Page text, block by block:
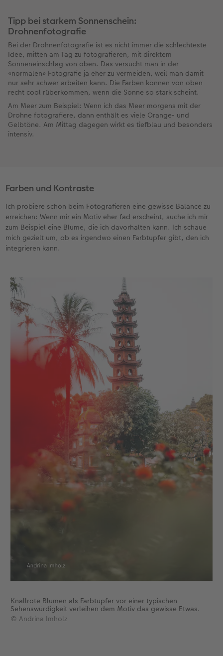
Tipp bei starkem Sonnenschein:
Drohnenfotografie
Bei der Drohnenfotografie ist es nicht immer die schlechteste
Idee, mitten am Tag zu fotografieren, mit direktem
Sonneneinschlag von oben. Das versucht man in der
«normalen» Fotografie ja eher zu vermeiden, weil man damit
nur sehr schwer arbeiten kann. Die Farben können von oben
recht cool rüberkommen, wenn die Sonne so stark scheint.
Am Meer zum Beispiel: Wenn ich das Meer morgens mit der
Drohne fotografiere, dann enthält es viele Orange- und
Gelbtöne. Am Mittag dagegen wirkt es tiefblau und besonders
intensiv.
Farben und Kontraste
Ich probiere schon beim Fotografieren eine gewisse Balance zu
erreichen: Wenn mir ein Motiv eher fad erscheint, suche ich mir
zum Beispiel eine Blume, die ich davorhalten kann. Ich schaue
mich gezielt um, ob es irgendwo einen Farbtupfer gibt, den ich
integrieren kann.
Knallrote Blumen als Farbtupfer vor einer typischen
Sehenswürdigkeit verleihen dem Motiv das gewisse Etwas.
© Andrina Imholz